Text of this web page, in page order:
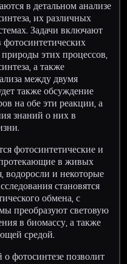
в детальном анализе
их различных
Задачи включают
этих процессов,
а также
между двумя
также обсуждение
на обе эти реакции, а
знаний о них в
фотосинтетические и
в живых
водоросли и некоторые
становятся
обмена, с
преобразуют световую
в биомассу, а также
средой.
фотосинтезе позволит